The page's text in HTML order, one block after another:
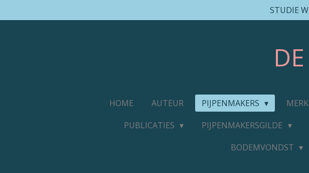
direct
STUDIE
DE
HOME AUTEUR PIJPENMAKERS
PUBLICATIES
PIJPENMAKERSGILDE
BODEMVONDST